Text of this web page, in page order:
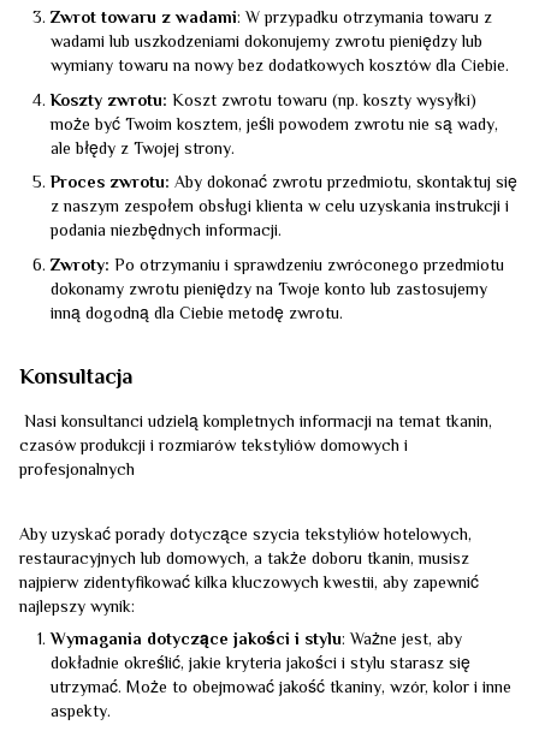
Zwrot towaru z wadami: W przypadku otrzymania towaru z
wadami lub uszkodzeniami dokonujemy zwrotu pieniędzy lub
wymiany towaru na nowy bez dodatkowych kosztów dla Ciebie.
Koszty zwrotu: Koszt zwrotu towaru (np. koszty wysyłki)
może być Twoim kosztem, jeśli powodem zwrotu nie są wady,
ale błędy z Twojej strony.
Proces zwrotu: Aby dokonać zwrotu przedmiotu, skontaktuj się
z naszym zespołem obsługi klienta w celu uzyskania instrukcji i
podania niezbędnych informacji.
Zwroty: Po otrzymaniu i sprawdzeniu zwróconego przedmiotu
dokonamy zwrotu pieniędzy na Twoje konto lub zastosujemy
inną dogodną dla Ciebie metodę zwrotu.
Konsultacja
Nasi konsultanci udzielą kompletnych informacji na temat tkanin,
czasów produkcji i rozmiarów tekstyliów domowych i
profesjonalnych
Aby uzyskać porady dotyczące szycia tekstyliów hotelowych,
restauracyjnych lub domowych, a także doboru tkanin, musisz
najpierw zidentyfikować kilka kluczowych kwestii, aby zapewnić
najlepszy wynik:
Wymagania dotyczące jakości i stylu: Ważne jest, aby
dokładnie określić, jakie kryteria jakości i stylu starasz się
utrzymać. Może to obejmować jakość tkaniny, wzór, kolor i inne
aspekty.